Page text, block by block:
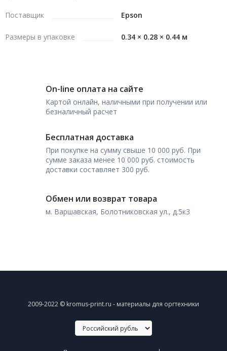
Поставщик Epson
Размеры в упаковке 0.34 × 0.28 × 0.44 м
On-line оплата на сайте
Картой онлайн, наличными при получении или
безналичный расчет
Бесплатная доставка
При покупке на сумму свыше 10 000 руб. При
сумме заказа менее 10 000 руб. стоимость
доставки составляет 300 руб.
Обмен или возврат товара
м. Варшавская, Болотниковская ул., д.5к3
2009-2022 © kromus-print.ru - материалы для оргтехники